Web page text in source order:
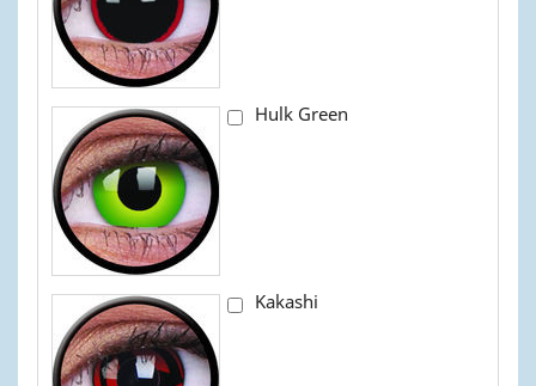
Hulk Green
Kakashi